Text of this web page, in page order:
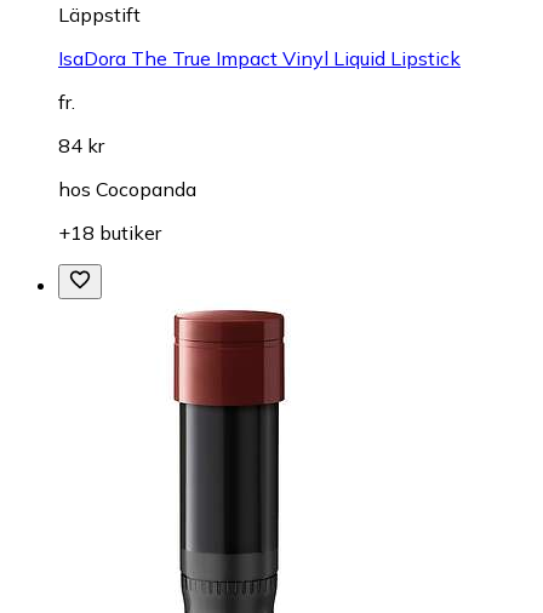
Läppstift
IsaDora The True Impact Vinyl Liquid Lipstick
fr.
84 kr
hos Cocopanda
+18 butiker